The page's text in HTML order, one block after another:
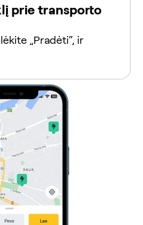
prie transporto
„Pradėti“, ir